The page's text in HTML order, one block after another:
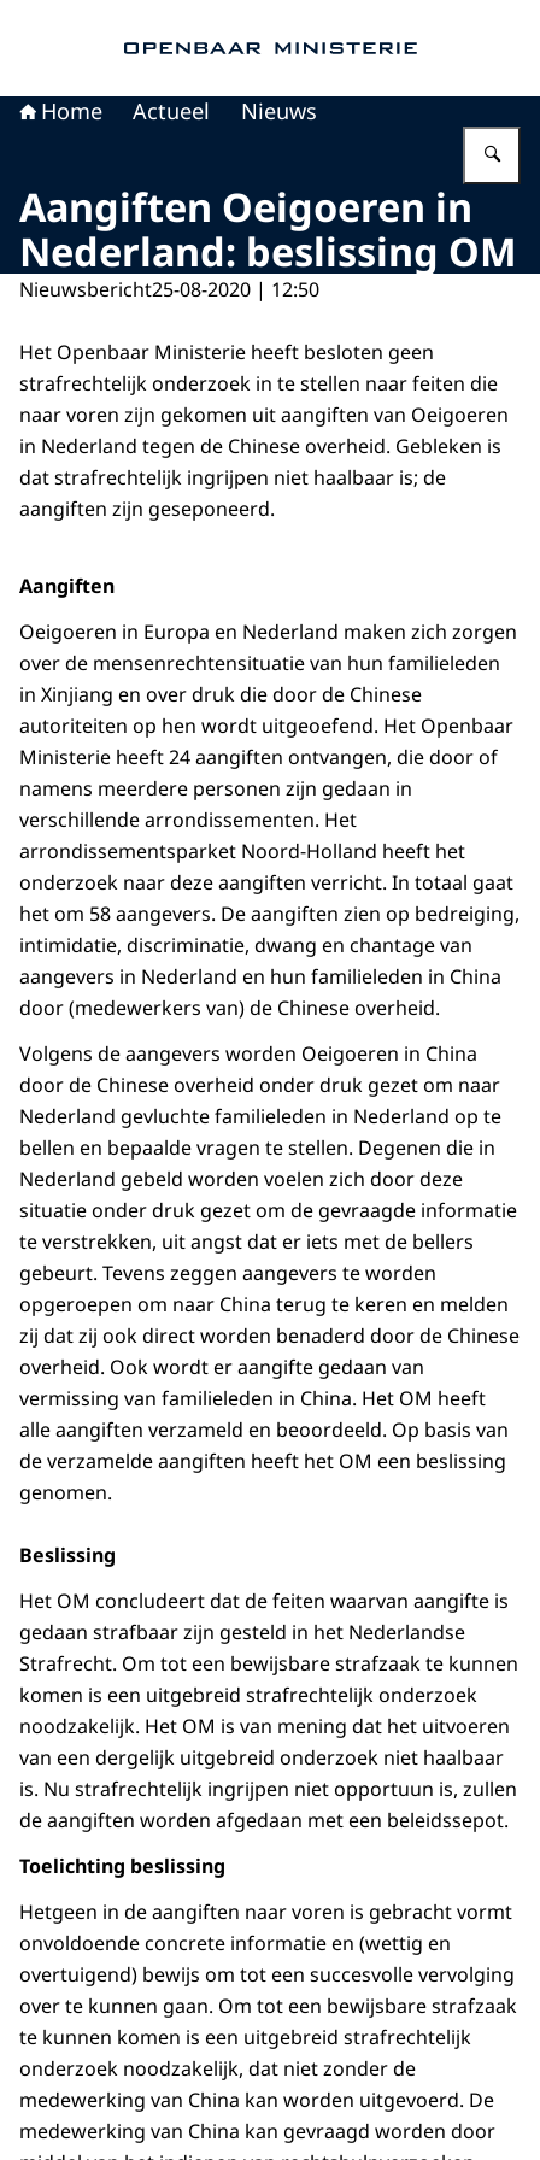
Home Actueel Nieuws
Aangiften Oeigoeren in
Nederland: beslissing OM
Nieuwsbericht25-08-2020 | 12:50
Het Openbaar Ministerie heeft besloten geen
strafrechtelijk onderzoek in te stellen naar feiten die
naar voren zijn gekomen uit aangiften van Oeigoeren
in Nederland tegen de Chinese overheid. Gebleken is
dat strafrechtelijk ingrijpen niet haalbaar is; de
aangiften zijn geseponeerd.
Aangiften
Oeigoeren in Europa en Nederland maken zich zorgen
over de mensenrechtensituatie van hun familieleden
in Xinjiang en over druk die door de Chinese
autoriteiten op hen wordt uitgeoefend. Het Openbaar
Ministerie heeft 24 aangiften ontvangen, die door of
namens meerdere personen zijn gedaan in
verschillende arrondissementen. Het
arrondissementsparket Noord-Holland heeft het
onderzoek naar deze aangiften verricht. In totaal gaat
het om 58 aangevers. De aangiften zien op bedreiging,
intimidatie, discriminatie, dwang en chantage van
aangevers in Nederland en hun familieleden in China
door (medewerkers van) de Chinese overheid.
Volgens de aangevers worden Oeigoeren in China
door de Chinese overheid onder druk gezet om naar
Nederland gevluchte familieleden in Nederland op te
bellen en bepaalde vragen te stellen. Degenen die in
Nederland gebeld worden voelen zich door deze
situatie onder druk gezet om de gevraagde informatie
te verstrekken, uit angst dat er iets met de bellers
gebeurt. Tevens zeggen aangevers te worden
opgeroepen om naar China terug te keren en melden
zij dat zij ook direct worden benaderd door de Chinese
overheid. Ook wordt er aangifte gedaan van
vermissing van familieleden in China. Het OM heeft
alle aangiften verzameld en beoordeeld. Op basis van
de verzamelde aangiften heeft het OM een beslissing
genomen.
Beslissing
Het OM concludeert dat de feiten waarvan aangifte is
gedaan strafbaar zijn gesteld in het Nederlandse
Strafrecht. Om tot een bewijsbare strafzaak te kunnen
komen is een uitgebreid strafrechtelijk onderzoek
noodzakelijk. Het OM is van mening dat het uitvoeren
van een dergelijk uitgebreid onderzoek niet haalbaar
is. Nu strafrechtelijk ingrijpen niet opportuun is, zullen
de aangiften worden afgedaan met een beleidssepot.
Toelichting beslissing
Hetgeen in de aangiften naar voren is gebracht vormt
onvoldoende concrete informatie en (wettig en
overtuigend) bewijs om tot een succesvolle vervolging
over te kunnen gaan. Om tot een bewijsbare strafzaak
te kunnen komen is een uitgebreid strafrechtelijk
onderzoek noodzakelijk, dat niet zonder de
medewerking van China kan worden uitgevoerd. De
medewerking van China kan gevraagd worden door